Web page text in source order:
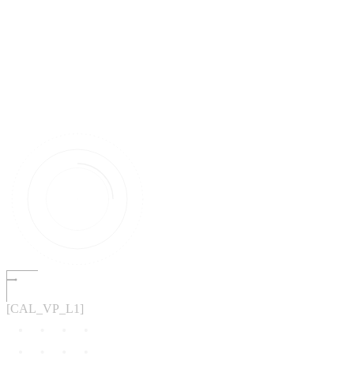
[CAL_VP_L1]